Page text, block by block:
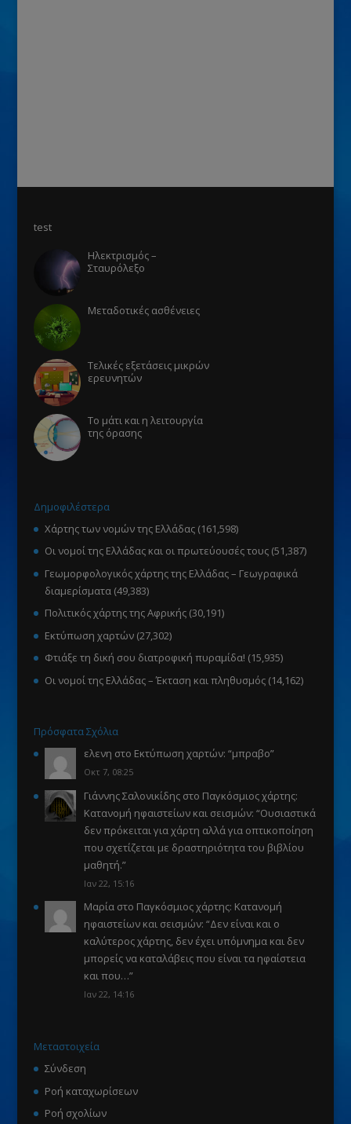
test
Ηλεκτρισμός –
Σταυρόλεξο
Μεταδοτικές ασθένειες
Τελικές εξετάσεις μικρών
ερευνητών
Το μάτι και η λειτουργία
της όρασης
Δημοφιλέστερα
Χάρτης των νομών της Ελλάδας (161,598)
Οι νομοί της Ελλάδας και οι πρωτεύουσές τους (51,387)
Γεωμορφολογικός χάρτης της Ελλάδας – Γεωγραφικά
διαμερίσματα (49,383)
Πολιτικός χάρτης της Αφρικής (30,191)
Εκτύπωση χαρτών (27,302)
Φτιάξε τη δική σου διατροφική πυραμίδα! (15,935)
Οι νομοί της Ελλάδας – Έκταση και πληθυσμός (14,162)
Πρόσφατα Σχόλια
ελενη στο Εκτύπωση χαρτών: “μπραβο”
Οκτ 7, 08:25
Γιάννης Σαλονικίδηςστο Παγκόσμιος χάρτης:
Κατανομή ηφαιστείων και σεισμών: “Ουσιαστικά
δεν πρόκειται για χάρτη αλλά για οπτικοποίηση
που σχετίζεται με δραστηριότητα του βιβλίου
μαθητή.”
Ιαν 22, 15:16
Μαρίαστο Παγκόσμιος χάρτης: Κατανομή
ηφαιστείων και σεισμών: “Δεν είναι και ο
καλύτερος χάρτης, δεν έχει υπόμνημα και δεν
μπορείς να καταλάβεις που είναι τα ηφαίστεια
και που…”
Ιαν 22, 14:16
Μεταστοιχεία
Σύνδεση
Ροή καταχωρίσεων
Ροή σχολίων